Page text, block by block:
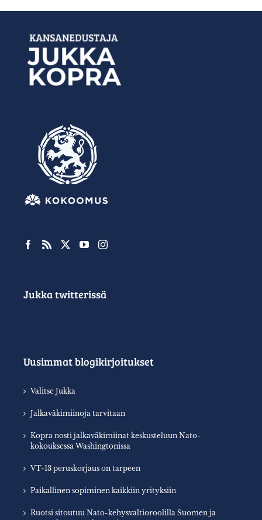
Jukka twitterissä
Uusimmat blogikirjoitukset
Valitse Jukka
Jalkaväkimiinoja tarvitaan
Kopra nosti jalkaväkimiinat keskusteluun Nato-
kokouksessa Washingtonissa
VT-13 peruskorjaus on tarpeen
Paikallinen sopiminen kaikkiin yrityksiin
Ruotsi sitoutuu Nato-kehysvaltioroolilla Suomen ja